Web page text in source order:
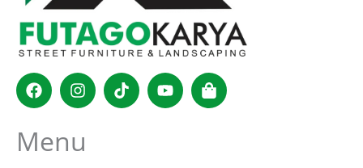
FacebookInstagram
TiktokYoutubeShopping-
bag
Menu